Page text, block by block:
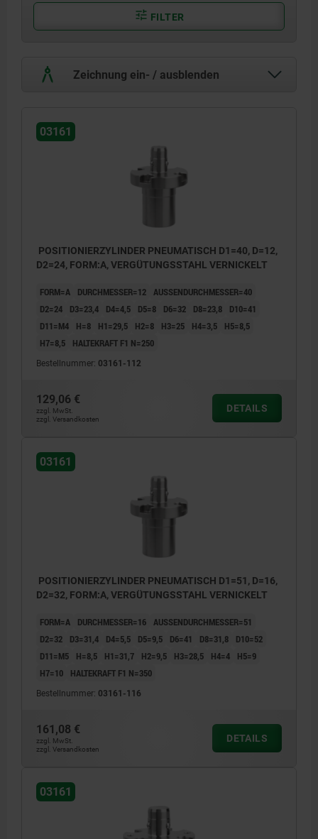
FILTER
Zeichnung ein- / ausblenden
03161
POSITIONIERZYLINDER PNEUMATISCH D1=40, D=12,
D2=24, FORM:A, VERGÜTUNGSSTAHL VERNICKELT
FORM=A DURCHMESSER=12 AUSSENDURCHMESSER=40
D2=24
D3=23,4 D4=4,5 D5=8 D6=32 D8=23,8
D10=41
D11=M4
H=8 H1=29,5 H2=8 H3=25 H4=3,5
H5=8,5
H7=8,5
HALTEKRAFT F1 N=250
Bestellnummer: 03161-112
129,06 €
zzgl. MwSt.
zzgl. Versandkosten
DETAILS
03161
POSITIONIERZYLINDER PNEUMATISCH D1=51, D=16,
D2=32, FORM:A, VERGÜTUNGSSTAHL VERNICKELT
FORM=A DURCHMESSER=16 AUSSENDURCHMESSER=51
D2=32
D3=31,4 D4=5,5 D5=9,5 D6=41 D8=31,8
D10=52
D11=M5
H=8,5 H1=31,7 H2=9,5 H3=28,5 H4=4
H5=9
H7=10
HALTEKRAFT F1 N=350
Bestellnummer: 03161-116
161,08 €
zzgl. MwSt.
zzgl. Versandkosten
DETAILS
03161